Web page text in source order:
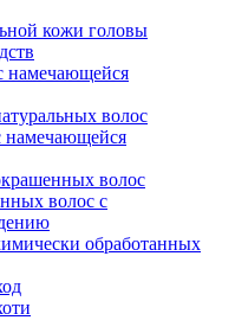
кожи головы
намечающейся
волос
намечающейся
волос
волос с
обработанных